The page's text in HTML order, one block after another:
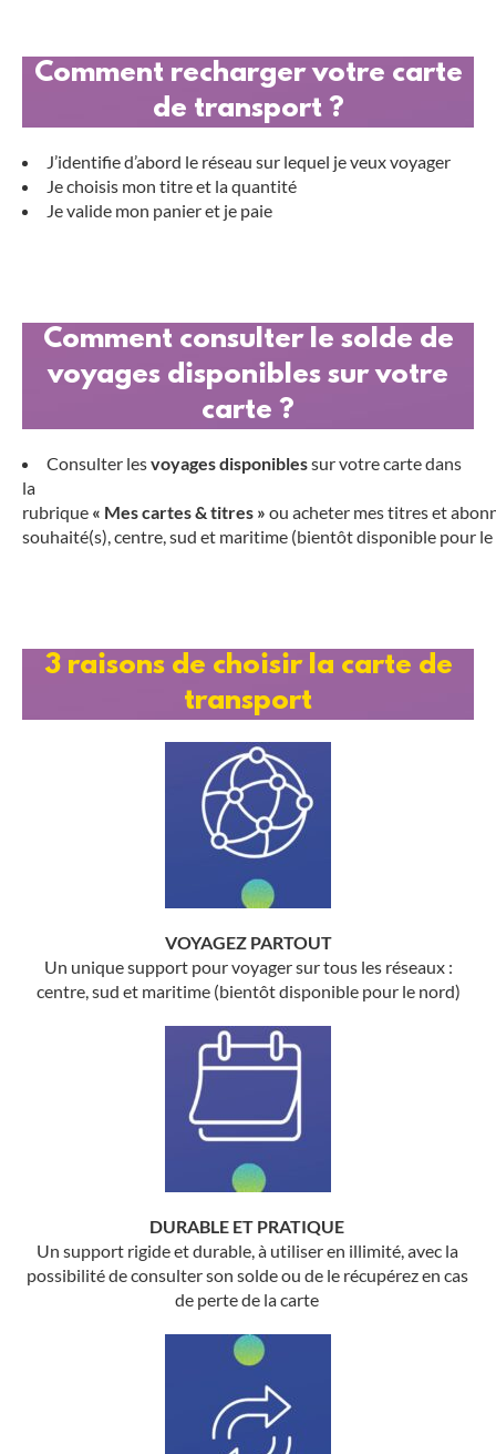
Comment recharger votre carte
de transport ?
J’identifie d’abord le réseau sur lequel je veux voyager
Je choisis mon titre et la quantité
Je valide mon panier et je paie
Comment consulter le solde de
voyages disponibles sur votre
carte ?
Consulter lesvoyagesdisponiblessur votre carte dans
la
rubrique « Mescartes&titres » ou acheter mes titres et
souhaité(s), centre, sud et maritime (bientôt disponible pour
3 raisons de choisir la carte de
transport
VOYAGEZ PARTOUT
Un unique support pour voyager sur tous les réseaux :
centre, sud et maritime (bientôt disponible pour le nord)
DURABLE ET PRATIQUE
Un support rigide et durable, à utiliser en illimité, avec la
possibilité de consulter son solde ou de le récupérez en cas
de perte de la carte